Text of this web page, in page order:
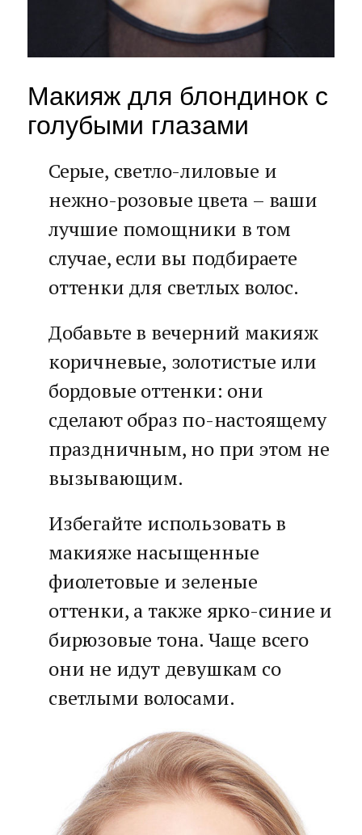
Макияж для блондинок с
голубыми глазами
Серые, светло-лиловые и
нежно-розовые цвета – ваши
лучшие помощники в том
случае, если вы подбираете
оттенки для светлых волос.
Добавьте в вечерний макияж
коричневые, золотистые или
бордовые оттенки: они
сделают образ по-настоящему
праздничным, но при этом не
вызывающим.
Избегайте использовать в
макияже насыщенные
фиолетовые и зеленые
оттенки, а также ярко-синие и
бирюзовые тона. Чаще всего
они не идут девушкам со
светлыми волосами.